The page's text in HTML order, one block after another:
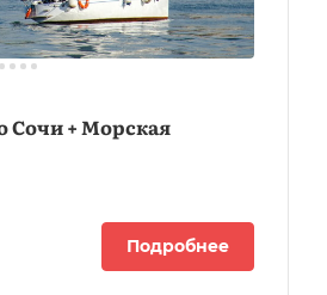
Сочи + Морская
Подробнее